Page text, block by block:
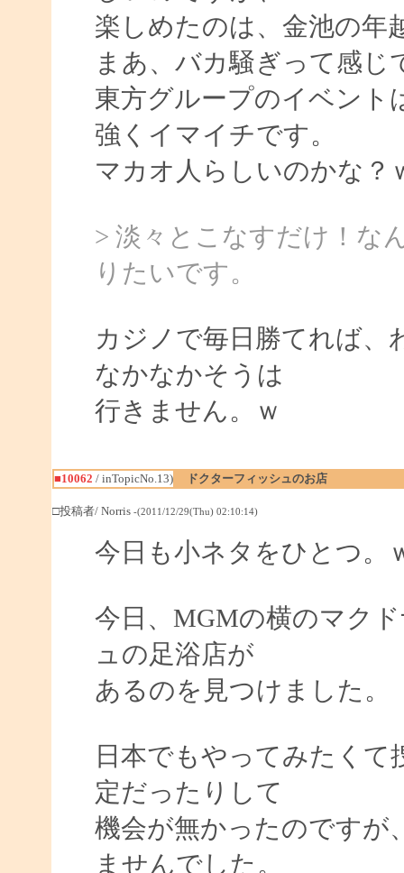
楽しめたのは、金池の年
まあ、バカ騒ぎって感じ
東方グループのイベント
強くイマイチです。
マカオ人らしいのかな？
> 淡々とこなすだけ！な
りたいです。
カジノで毎日勝てれば、
なかなかそうは
行きません。ｗ
■10062 / inTopicNo.13) ドクターフィッシュのお店
□投稿者/ Norris -(2011/12/29(Thu) 02:10:14)
今日も小ネタをひとつ。
今日、MGMの横のマク
ュの足浴店が
あるのを見つけました。
日本でもやってみたく
定だったりして
機会が無かったのですが
ませんでした。